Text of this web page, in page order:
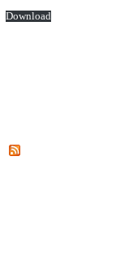
Download